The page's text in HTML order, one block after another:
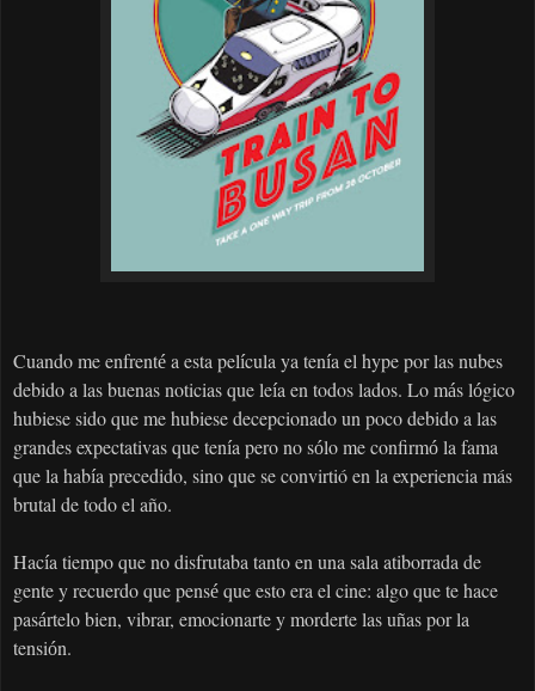
Cuando me enfrenté a esta película ya tenía el hype por las nubes
debido a las buenas noticias que leía en todos lados. Lo más lógico
hubiese sido que me hubiese decepcionado un poco debido a las
grandes expectativas que tenía pero no sólo me confirmó la fama
que la había precedido, sino que se convirtió en la experiencia más
brutal de todo el año.
Hacía tiempo que no disfrutaba tanto en una sala atiborrada de
gente y recuerdo que pensé que esto era el cine: algo que te hace
pasártelo bien, vibrar, emocionarte y morderte las uñas por la
tensión.